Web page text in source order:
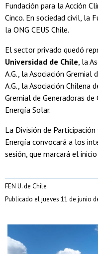
Fundación para la Acción
Cinco. En sociedad civil, la
la ONG CEUS Chile.
El sector privado quedó
Universidad de Chile, la
A.G., la Asociación
A.G., la Asociación Chilena
Gremial de Generadoras de
Energía Solar.
La División de
Energía convocará a los
sesión, que marcará el
FEN U. de Chile
Publicado el jueves 11 de junio